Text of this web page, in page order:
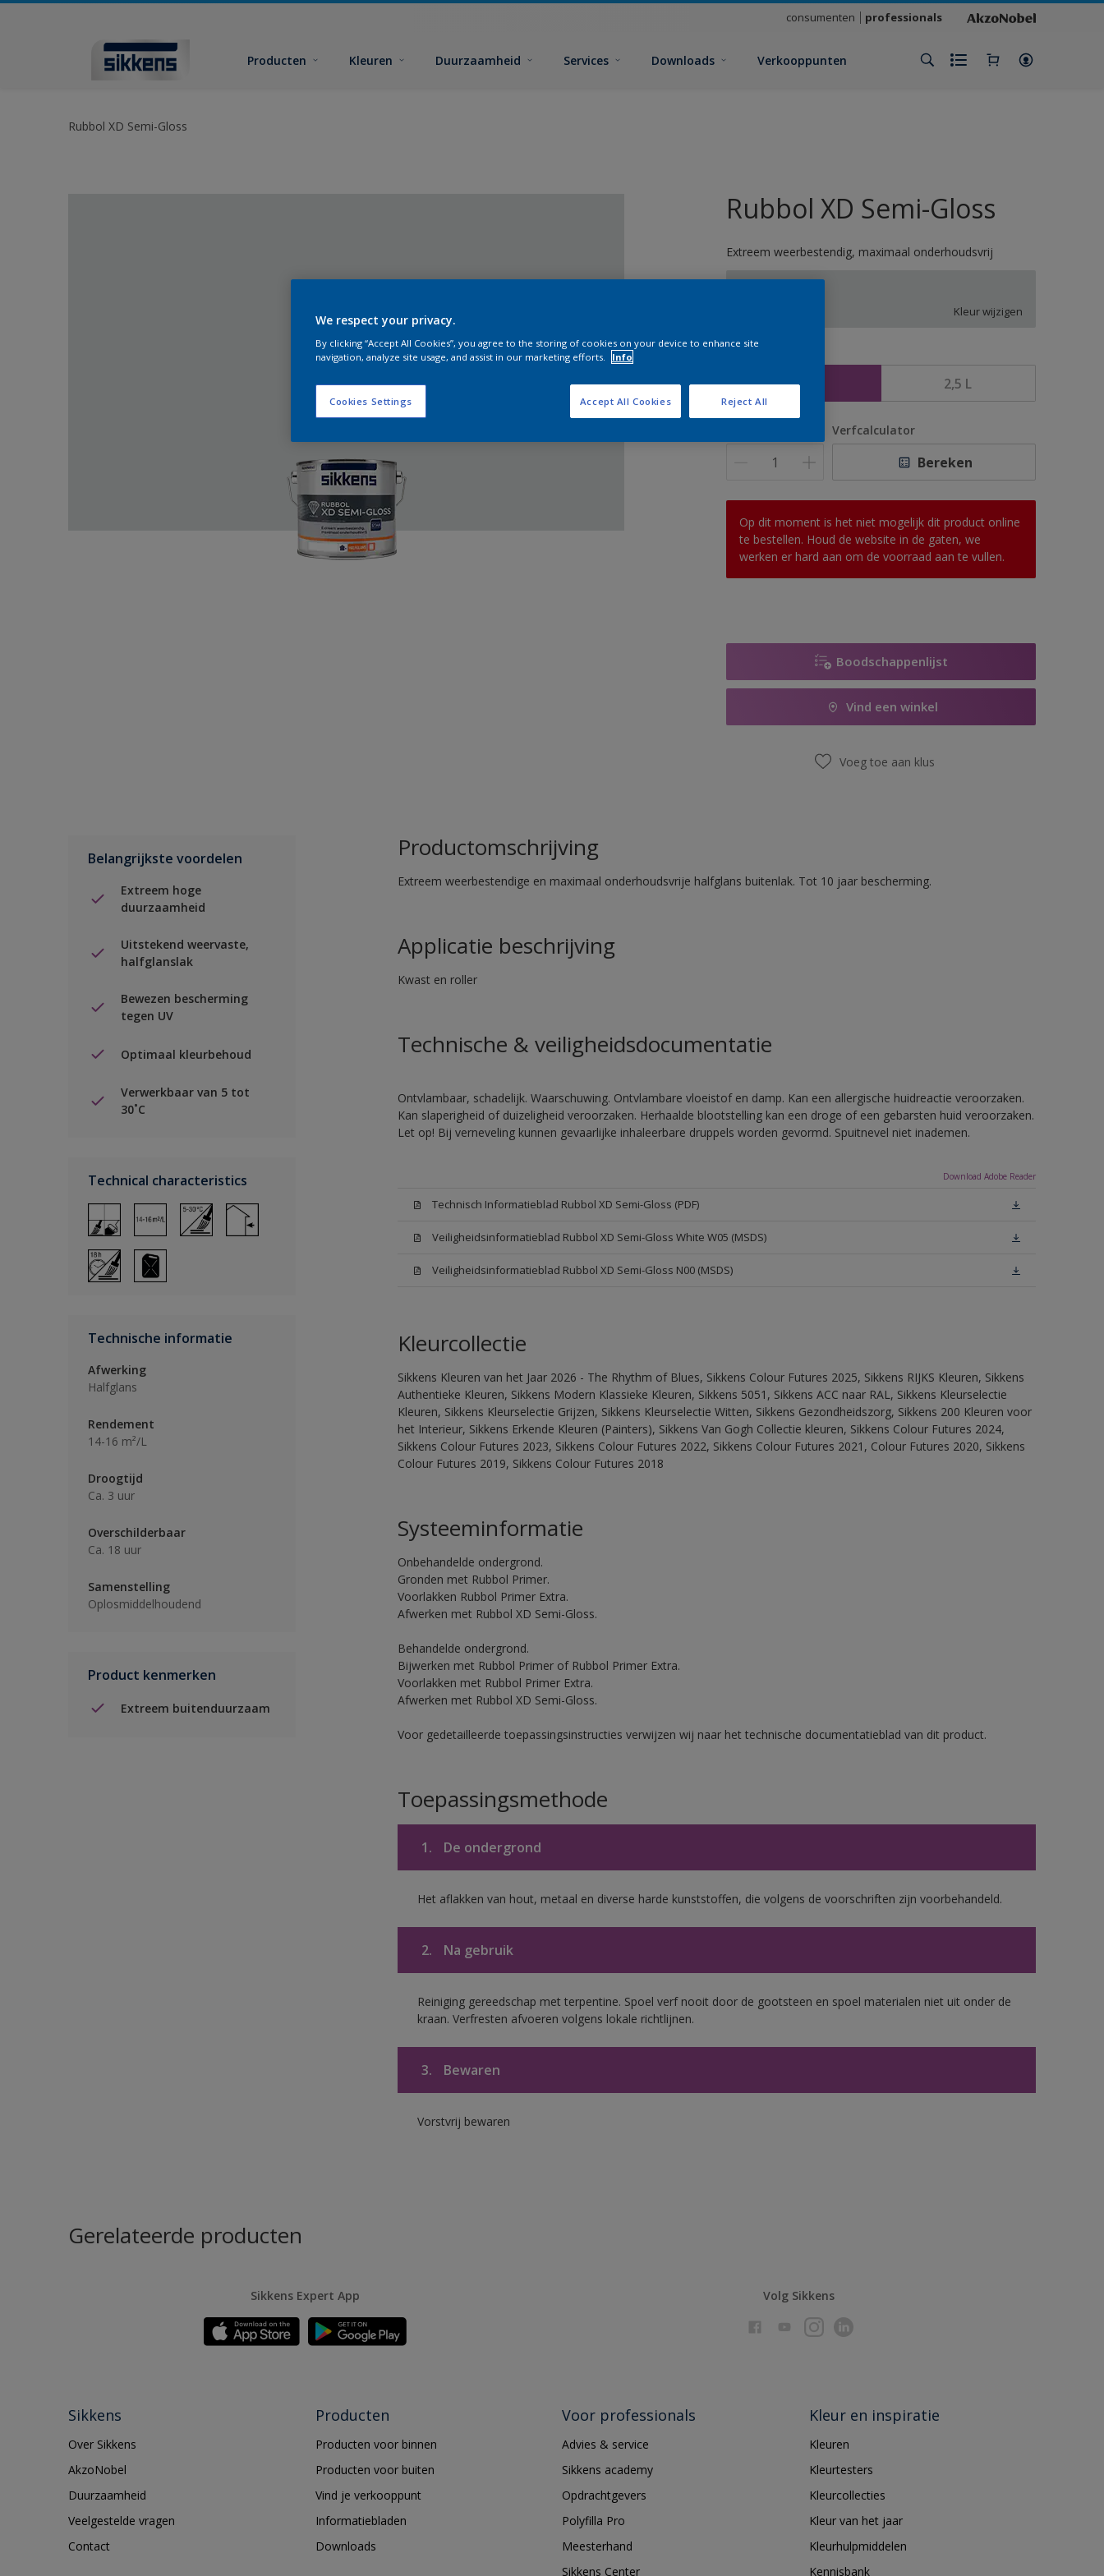
consumenten professionals
Producten Kleuren Duurzaamheid Services Downloads Verkooppunten
Rubbol XD Semi-Gloss
Rubbol XD Semi-Gloss
Extreem weerbestendig, maximaal onderhoudsvrij
Kleur wijzigen
1 L 2,5 L
Verfcalculator
Bereken
Op dit moment is het niet mogelijk dit product online
te bestellen. Houd de website in de gaten, we
werken er hard aan om de voorraad aan te vullen.
Boodschappenlijst
Vind een winkel
Voeg toe aan klus
Belangrijkste voordelen
Extreem hoge
duurzaamheid
Uitstekend weervaste,
halfglanslak
Bewezen bescherming
tegen UV
Optimaal kleurbehoud
Verwerkbaar van 5 tot
30˚C
Technical characteristics
Technische informatie
Afwerking
Halfglans
Rendement
14-16 m²/L
Droogtijd
Ca. 3 uur
Overschilderbaar
Ca. 18 uur
Samenstelling
Oplosmiddelhoudend
Product kenmerken
Extreem buitenduurzaam
Productomschrijving
Extreem weerbestendige en maximaal onderhoudsvrije halfglans buitenlak. Tot 10 jaar bescherming.
Applicatie beschrijving
Kwast en roller
Technische & veiligheidsdocumentatie
Ontvlambaar, schadelijk. Waarschuwing. Ontvlambare vloeistof en damp. Kan een allergische huidreactie veroorzaken.
Kan slaperigheid of duizeligheid veroorzaken. Herhaalde blootstelling kan een droge of een gebarsten huid veroorzaken.
Let op! Bij verneveling kunnen gevaarlijke inhaleerbare druppels worden gevormd. Spuitnevel niet inademen.
Download Adobe Reader
Technisch Informatieblad Rubbol XD Semi-Gloss (PDF)
Veiligheidsinformatieblad Rubbol XD Semi-Gloss White W05 (MSDS)
Veiligheidsinformatieblad Rubbol XD Semi-Gloss N00 (MSDS)
Kleurcollectie
Sikkens Kleuren van het Jaar 2026 - The Rhythm of Blues, Sikkens Colour Futures 2025, Sikkens RIJKS Kleuren, Sikkens
Authentieke Kleuren, Sikkens Modern Klassieke Kleuren, Sikkens 5051, Sikkens ACC naar RAL, Sikkens Kleurselectie
Kleuren, Sikkens Kleurselectie Grijzen, Sikkens Kleurselectie Witten, Sikkens Gezondheidszorg, Sikkens 200 Kleuren voor
het Interieur, Sikkens Erkende Kleuren (Painters), Sikkens Van Gogh Collectie kleuren, Sikkens Colour Futures 2024,
Sikkens Colour Futures 2023, Sikkens Colour Futures 2022, Sikkens Colour Futures 2021, Colour Futures 2020, Sikkens
Colour Futures 2019, Sikkens Colour Futures 2018
Systeeminformatie
Onbehandelde ondergrond.
Gronden met Rubbol Primer.
Voorlakken Rubbol Primer Extra.
Afwerken met Rubbol XD Semi-Gloss.
Behandelde ondergrond.
Bijwerken met Rubbol Primer of Rubbol Primer Extra.
Voorlakken met Rubbol Primer Extra.
Afwerken met Rubbol XD Semi-Gloss.
Voor gedetailleerde toepassingsinstructies verwijzen wij naar het technische documentatieblad van dit product.
Toepassingsmethode
1. De ondergrond
Het aflakken van hout, metaal en diverse harde kunststoffen, die volgens de voorschriften zijn voorbehandeld.
2. Na gebruik
Reiniging gereedschap met terpentine. Spoel verf nooit door de gootsteen en spoel materialen niet uit onder de
kraan. Verfresten afvoeren volgens lokale richtlijnen.
3. Bewaren
Vorstvrij bewaren
Gerelateerde producten
Sikkens Expert App Volg Sikkens
Sikkens
Over Sikkens
AkzoNobel
Duurzaamheid
Veelgestelde vragen
Contact
Producten
Producten voor binnen
Producten voor buiten
Vind je verkooppunt
Informatiebladen
Downloads
Voor professionals
Advies & service
Sikkens academy
Opdrachtgevers
Polyfilla Pro
Meesterhand
Sikkens Center
Kleur en inspiratie
Kleuren
Kleurtesters
Kleurcollecties
Kleur van het jaar
Kleurhulpmiddelen
Kennisbank
We respect your privacy.
By clicking “Accept All Cookies”, you agree to the storing of cookies on your device to enhance site
navigation, analyze site usage, and assist in our marketing efforts.
Info
Cookies Settings Reject All
Accept All Cookies